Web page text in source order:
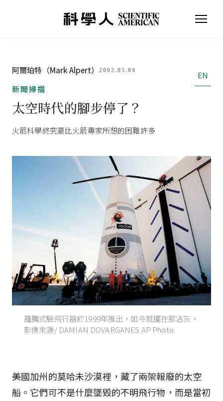
阿爾珀特（Mark Alpert） 2002.05.04
EN
新聞掃描
太空時代的腳步停了？
火箭科學終究要比火箭專家所想的困難許多
羅騰式驗飛行器於1999年推出，如今就擺在那沾灰。
影像來源/ DAMIAN DOVARGANES AP Photo
美國加州的莫哈未沙漠裡，藏了兩架報廢的太空
船。它們可不是什麼墜毀的不明飛行物，而是當初